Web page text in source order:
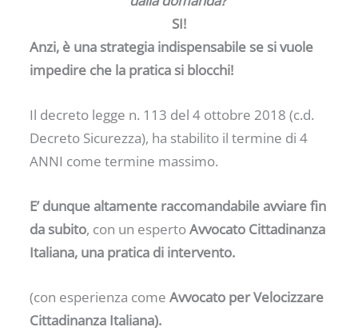
SI!
Anzi, è una strategia indispensabile se si vuole
impedire che la pratica si blocchi!
Il decreto legge n. 113 del 4 ottobre 2018 (c.d.
Decreto Sicurezza), ha stabilito il termine di 4
ANNI come termine massimo.
E’ dunque altamente raccomandabile avviare fin
da subito, con un espertoAvvocato Cittadinanza
Italiana, una pratica di intervento.
(con esperienza come Avvocato per Velocizzare
Cittadinanza Italiana).